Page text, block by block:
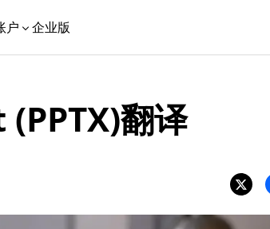
户 企业版
翻译